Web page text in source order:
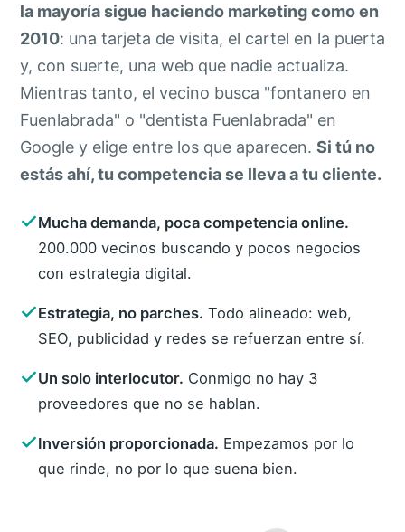
la mayoría sigue haciendo marketing como en
2010: una tarjeta de visita, el cartel en la puerta
y, con suerte, una web que nadie actualiza.
Mientras tanto, el vecino busca "fontanero en
Fuenlabrada" o "dentista Fuenlabrada" en
Google y elige entre los que aparecen. Si tú no
estás ahí, tu competencia se lleva a tu cliente.
Mucha demanda, poca competencia online.
200.000 vecinos buscando y pocos negocios
con estrategia digital.
Estrategia, no parches. Todo alineado: web,
SEO, publicidad y redes se refuerzan entre sí.
Un solo interlocutor. Conmigo no hay 3
proveedores que no se hablan.
Inversión proporcionada. Empezamos por lo
que rinde, no por lo que suena bien.